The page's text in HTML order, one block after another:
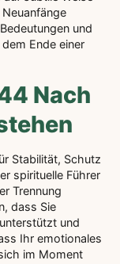
und
Ende einer
Nach
Stabilität, Schutz
spirituelle Führer
Trennung
dass Sie
und
Ihr emotionales
im Moment